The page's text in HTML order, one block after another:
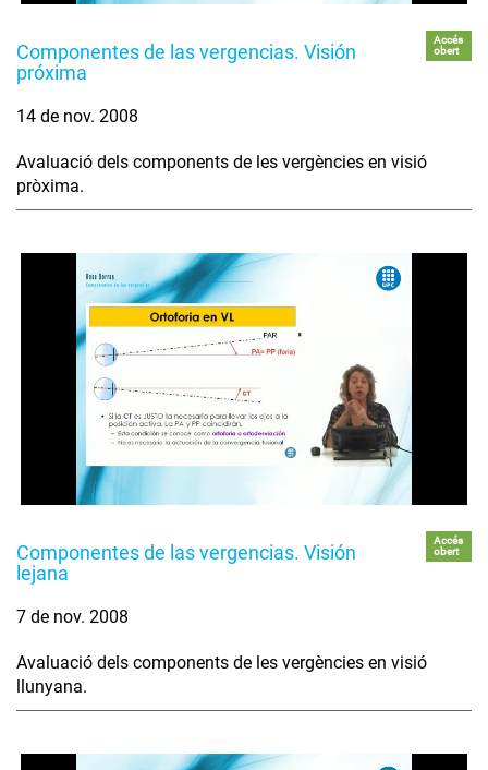
Componentes de las vergencias. Visión
próxima
Accés
obert
14 de nov. 2008
Avaluació dels components de les vergències en visió
pròxima.
Componentes de las vergencias. Visión
lejana
Accés
obert
7 de nov. 2008
Avaluació dels components de les vergències en visió
llunyana.